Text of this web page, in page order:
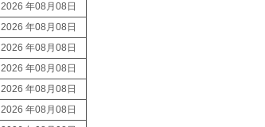
2026 年08月08日
2026 年08月08日
2026 年08月08日
2026 年08月08日
2026 年08月08日
2026 年08月08日